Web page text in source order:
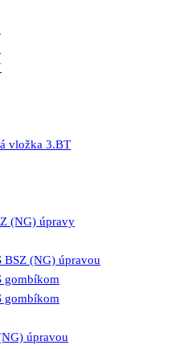
vložka 3.BT
(NG) úpravy
BSZ (NG) úpravou
gombíkom
gombíkom
úpravou